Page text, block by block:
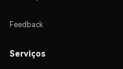
Feedback
Serviços